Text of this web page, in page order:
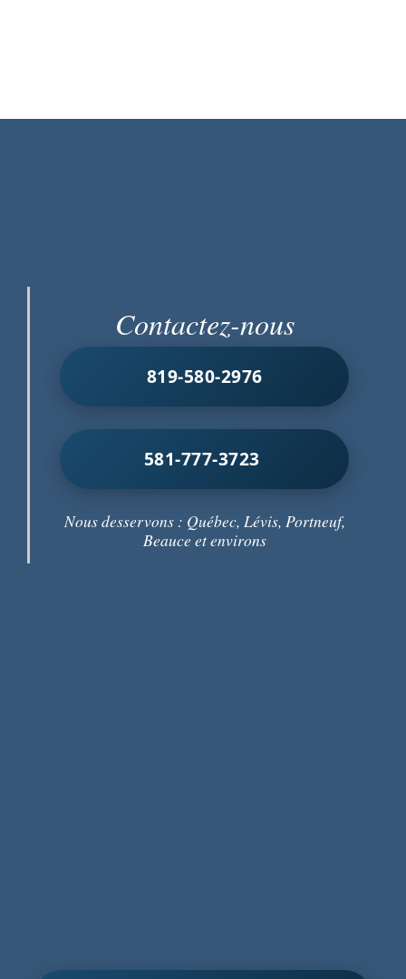
Contactez-nous
819-580-2976
581-777-3723
Nous desservons : Québec, Lévis, Portneuf,
Beauce et environs